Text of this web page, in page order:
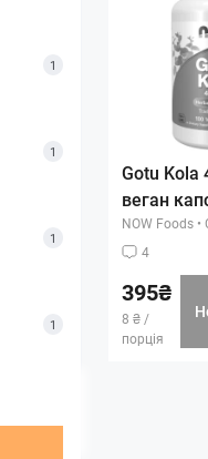
1
1
1
1
Gotu Kola
веган
NOW Foods •
4
395₴
8 ₴ /
порція